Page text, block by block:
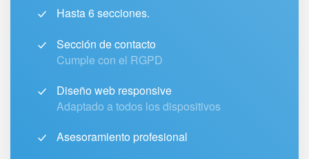
Hasta 6 secciones.
Sección de contacto
Cumple con el RGPD
Diseño web responsive
Adaptado a todos los dispositivos
Asesoramiento profesional